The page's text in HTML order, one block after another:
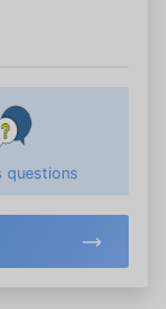
questions